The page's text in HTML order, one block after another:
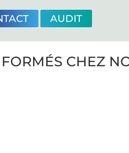
AUDIT
CHEZ